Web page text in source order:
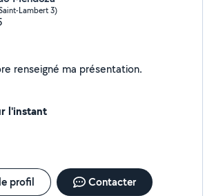
Lambert 3)
Je n'ai pas encore renseigné ma présentation.
l'instant
profil Contacter